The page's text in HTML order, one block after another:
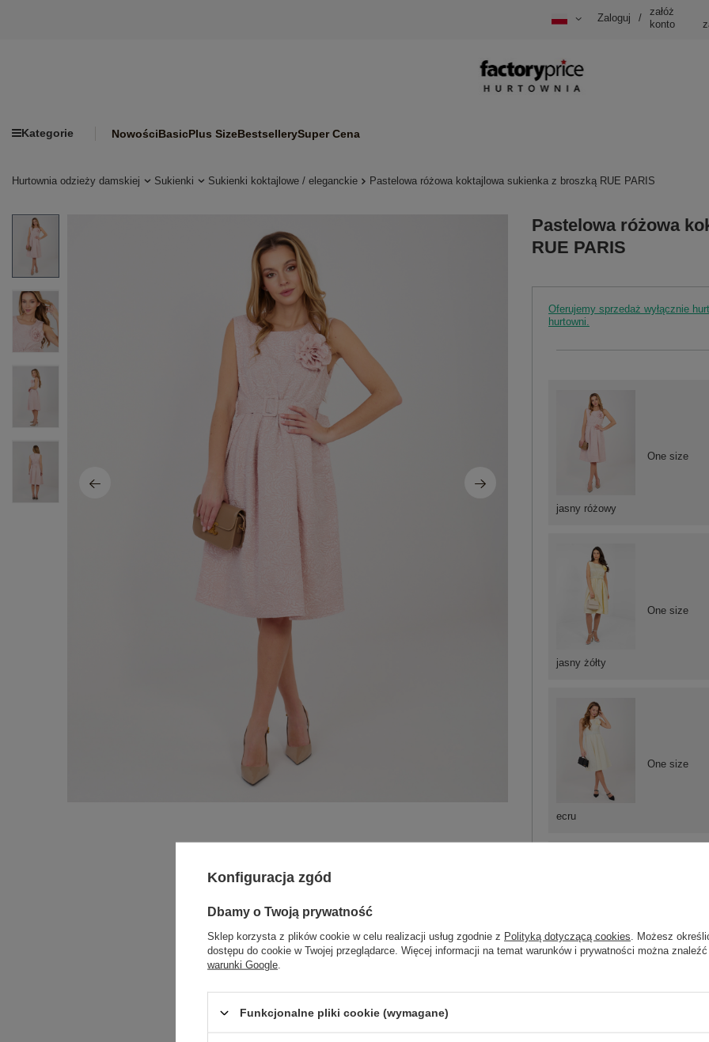
Zaloguj /
załóż
konto
Kategorie NowościBasicPlus SizeBestsellerySuper Cena
Hurtownia odzieży damskiej Sukienki Sukienki koktajlowe / eleganckie Pastelowa różowa koktajlowa sukienka z broszką RUE PARIS
Pastelowa różowa
RUE PARIS
Oferujemy sprzedaż wyłącznie
hurtowni.
jasny żółty
One size
ecru
One size
jasny różowy
One size
Konfiguracja zgód
Dbamy o Twoją prywatność
Sklep korzysta z plików cookie w celu realizacji usług zgodnie z Polityką dotyczącą cookies . Możesz
dostępu do cookie w Twojej przeglądarce. Więcej informacji na temat warunków i prywatności można
warunki Google
Funkcjonalne pliki cookie (wymagane)